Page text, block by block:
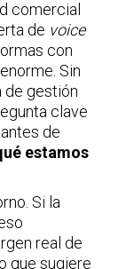
comercial
de voice
con
Sin
de gestión
clave
de
estamos
Si la
real de
que sugiere